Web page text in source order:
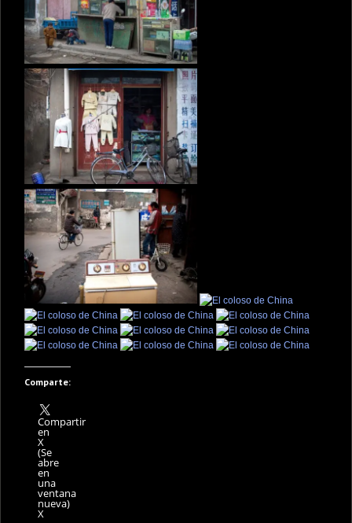
Comparte:
Compartir
en
X
(Se
abre
en
una
ventana
nueva)
X